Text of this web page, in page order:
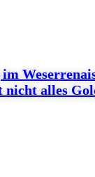
nicht alles